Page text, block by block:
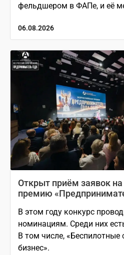
фельдшером в ФАПе, и её
06.08.2026
Открыт приём заявок
премию
В этом году конкурс
номинациям. Среди них
В том числе,
бизнес».